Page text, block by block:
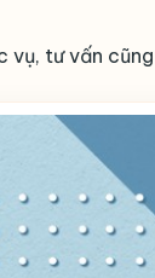
vụ, tư vấn